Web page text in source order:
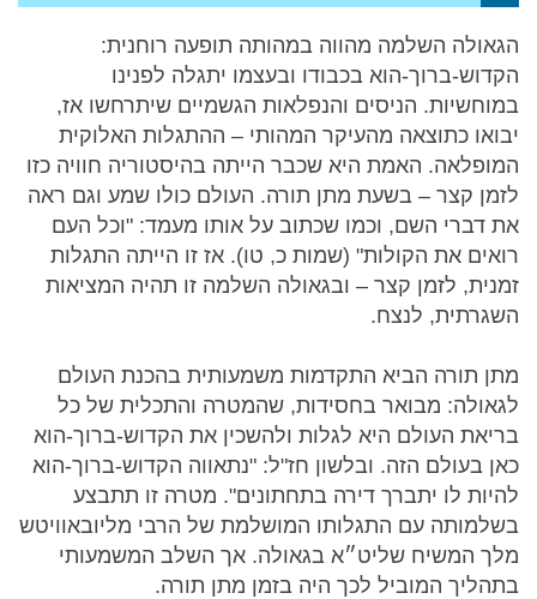
הגאולה השלמה מהווה במהותה תופעה רוחנית:
הקדוש-ברוך-הוא בכבודו ובעצמו יתגלה לפנינו
במוחשיות. הניסים והנפלאות הגשמיים שיתרחשו אז,
יבואו כתוצאה מהעיקר המהותי – ההתגלות האלוקית
המופלאה. האמת היא שכבר הייתה בהיסטוריה חוויה כזו
לזמן קצר – בשעת מתן תורה. העולם כולו שמע וגם ראה
את דברי השם, וכמו שכתוב על אותו מעמד: "וכל העם
רואים את הקולות" (שמות כ, טו). אז זו הייתה התגלות
זמנית, לזמן קצר – ובגאולה השלמה זו תהיה המציאות
השגרתית, לנצח.
מתן תורה הביא התקדמות משמעותית בהכנת העולם
לגאולה: מבואר בחסידות, שהמטרה והתכלית של כל
בריאת העולם היא לגלות ולהשכין את הקדוש-ברוך-הוא
כאן בעולם הזה. ובלשון חז"ל: "נתאווה הקדוש-ברוך-הוא
להיות לו יתברך דירה בתחתונים". מטרה זו תתבצע
בשלמותה עם התגלותו המושלמת של הרבי מליובאוויטש
מלך המשיח שליט״א בגאולה. אך השלב המשמעותי
בתהליך המוביל לכך היה בזמן מתן תורה.